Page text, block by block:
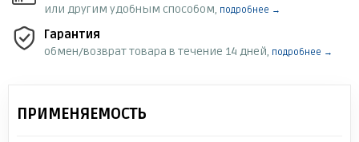
или другим удобным способом, подробнее →
Гарантия
обмен/возврат товара в течение 14 дней, подробнее →
ПРИМЕНЯЕМОСТЬ